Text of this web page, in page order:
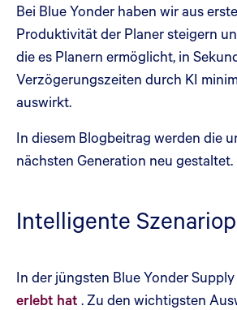
Bei Blue Yonder haben wir aus
Produktivität der Planer steigern
die es Planern ermöglicht, in
Verzögerungszeiten durch KI
auswirkt.
In diesem Blogbeitrag werden die
nächsten Generation neu gestaltet.
Intelligente
In der jüngsten Blue Yonder
erlebt hat . Zu den wichtigsten